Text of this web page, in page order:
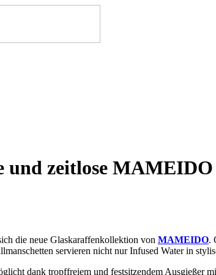
und zeitlose
die neue Glaskaraffenkollektion von MAMEIDO.
servieren nicht nur Infused Water in
dank tropffreiem und festsitzendem Ausgießer